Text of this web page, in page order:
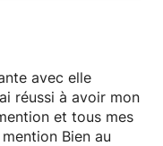
avec elle
réussi à avoir mon
et tous mes
Bien au